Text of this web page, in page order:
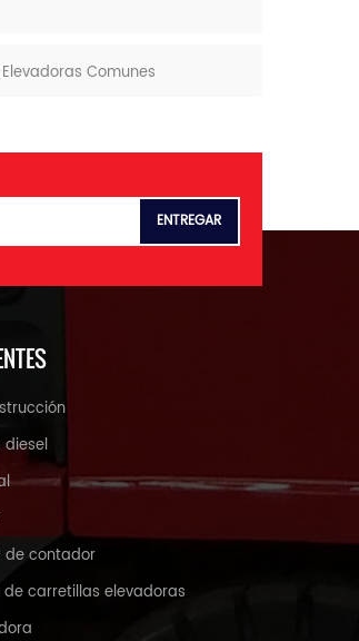
Comunes
de contador
carretillas elevadoras